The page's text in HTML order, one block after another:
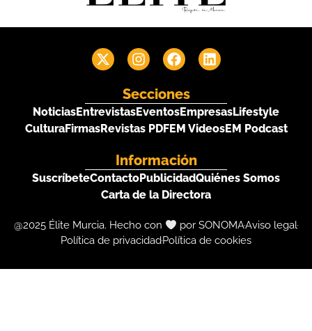
Secciones
NoticiasEntrevistasEventosEmpresasLifestyle
CulturaFirmasRevistas PDFEM VideosEM Podcast
Información
SuscríbeteContactoPublicidadQuiénes Somos
Carta de la Directora
@2025 Élite Murcia. Hecho con por SONOMAAviso legal
Política de privacidadPolítica de cookies